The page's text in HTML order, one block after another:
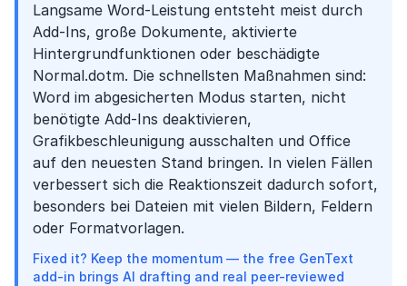
Langsame Word-Leistung entsteht meist durch
Add-Ins, große Dokumente, aktivierte
Hintergrundfunktionen oder beschädigte
Normal.dotm. Die schnellsten Maßnahmen sind:
Word im abgesicherten Modus starten, nicht
benötigte Add-Ins deaktivieren,
Grafikbeschleunigung ausschalten und Office
auf den neuesten Stand bringen. In vielen Fällen
verbessert sich die Reaktionszeit dadurch sofort,
besonders bei Dateien mit vielen Bildern, Feldern
oder Formatvorlagen.
Fixed it? Keep the momentum — the free GenText
add-in brings AI drafting and real peer-reviewed